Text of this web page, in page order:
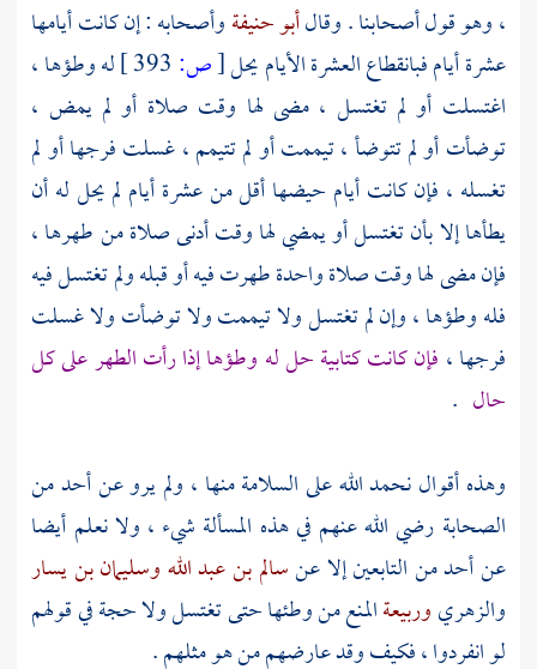
، وهو قول أصحابنا . وقالأبو حنيفةوأصحابه : إن كانت أيامها
عشرة أيام فبانقطاع العشرة الأيام يحل[ص:
له وطؤها ،
اغتسلت أو لم تغتسل ، مضى لها وقت صلاة أو لم يمض ،
توضأت أو لم تتوضأ ، تيممت أو لم تتيمم ، غسلت فرجها أو لم
تغسله ، فإن كانت أيام حيضها أقل من عشرة أيام لم يحل له أن
يطأها إلا بأن تغتسل أو يمضي لها وقت أدنى صلاة من طهرها ،
فإن مضى لها وقت صلاة واحدة طهرت فيه أو قبله ولم تغتسل فيه
فله وطؤها ، وإن لم تغتسل ولا تيممت ولا توضأت ولا غسلت
فرجها ، فإن كانت كتابية حل له وطؤها إذا رأت الطهر على كل
حال .
وهذه أقوال نحمد الله على السلامة منها ، ولم يرو عن أحد من
الصحابة رضي الله عنهم في هذه المسألة شيء ، ولا نعلم أيضا
عن أحد من التابعين إلا عنسالم بن عبد اللهوسليمان بن يسار
والزهريوربيعةالمنع من وطئها حتى تغتسل ولا حجة في قولهم
لو انفردوا ، فكيف وقد عارضهم من هو مثلهم .